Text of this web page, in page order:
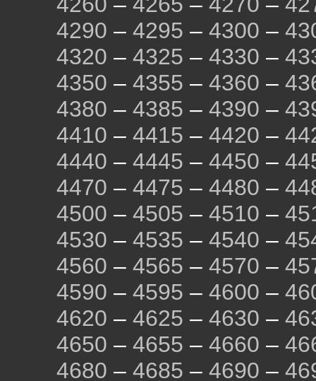
4290 – 4295 – 4300 –
4320 – 4325 – 4330 –
4350 – 4355 – 4360 –
4380 – 4385 – 4390 –
4410 – 4415 – 4420 –
4440 – 4445 – 4450 –
4470 – 4475 – 4480 –
4500 – 4505 – 4510 –
4530 – 4535 – 4540 –
4560 – 4565 – 4570 –
4590 – 4595 – 4600 –
4620 – 4625 – 4630 –
4650 – 4655 – 4660 –
4680 – 4685 – 4690 –